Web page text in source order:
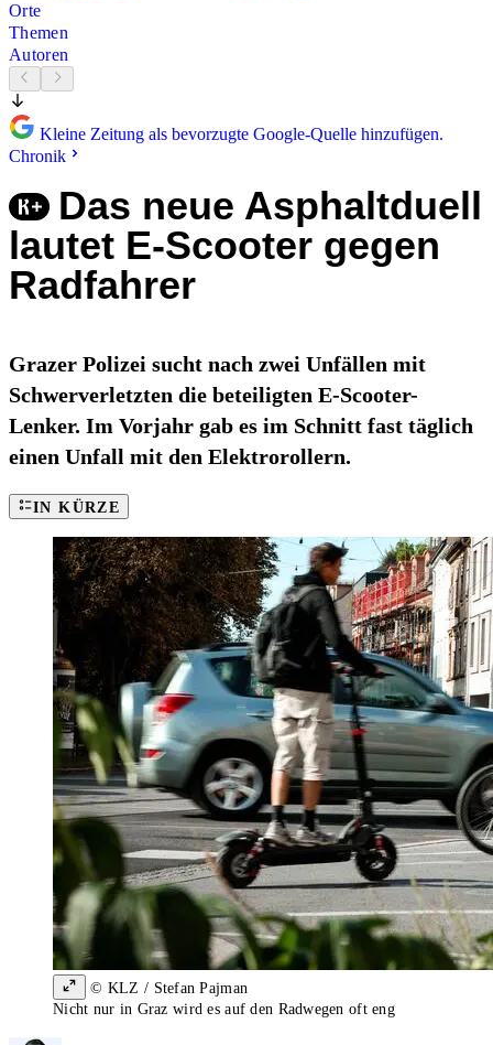
Orte
Themen
Autoren
Kleine Zeitung als bevorzugte Google-Quelle hinzufügen.
Chronik
Das neue Asphaltduell
lautet E-Scooter gegen
Radfahrer
Grazer Polizei sucht nach zwei Unfällen mit
Schwerverletzten die beteiligten E-Scooter-
Lenker. Im Vorjahr gab es im Schnitt fast täglich
einen Unfall mit den Elektrorollern.
IN KÜRZE
© KLZ / Stefan Pajman
Nicht nur in Graz wird es auf den Radwegen oft eng